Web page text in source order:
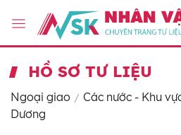
HỒ SƠ TƯ LIỆU
Ngoại giao Các nước - Khu
Dương